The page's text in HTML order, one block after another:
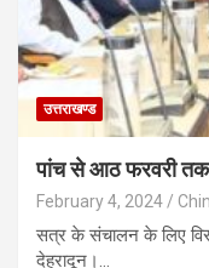
उत्तराखण्ड
पांच से आठ फरवरी तक
February 4, 2024
सत्र के संचालन के लिए
देहरादून।…